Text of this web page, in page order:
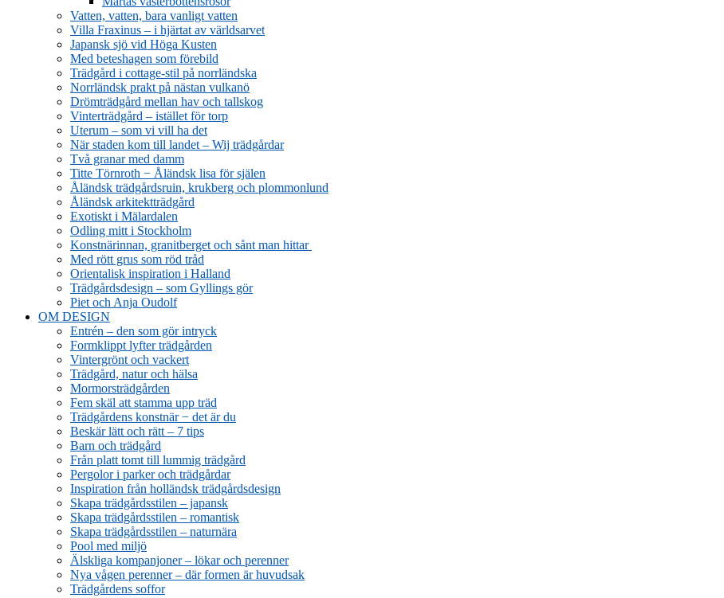
Vatten, vatten, bara vanligt vatten
Villa Fraxinus – i hjärtat av världsarvet
Japansk sjö vid Höga Kusten
Med beteshagen som förebild
Trädgård i cottage-stil på norrländska
Norrländsk prakt på nästan vulkanö
Drömträdgård mellan hav och tallskog
Vinterträdgård – istället för torp
Uterum – som vi vill ha det
När staden kom till landet – Wij trädgårdar
Två granar med damm
Titte Törnroth − Åländsk lisa för själen
Åländsk trädgårdsruin, krukberg och plommonlund
Åländsk arkitektträdgård
Exotiskt i Mälardalen
Odling mitt i Stockholm
Konstnärinnan, granitberget och sånt man hittar
Med rött grus som röd tråd
Orientalisk inspiration i Halland
Trädgårdsdesign – som Gyllings gör
Piet och Anja Oudolf
OM DESIGN
Entrén – den som gör intryck
Formklippt lyfter trädgården
Vintergrönt och vackert
Trädgård, natur och hälsa
Mormorsträdgården
Fem skäl att stamma upp träd
Trädgårdens konstnär − det är du
Beskär lätt och rätt – 7 tips
Barn och trädgård
Från platt tomt till lummig trädgård
Pergolor i parker och trädgårdar
Inspiration från holländsk trädgårdsdesign
Skapa trädgårdsstilen – japansk
Skapa trädgårdsstilen – romantisk
Skapa trädgårdsstilen – naturnära
Pool med miljö
Älskliga kompanjoner – lökar och perenner
Nya vågen perenner – där formen är huvudsak
Trädgårdens soffor